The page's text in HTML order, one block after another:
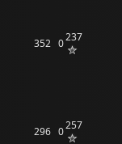
352 0237
296 0257